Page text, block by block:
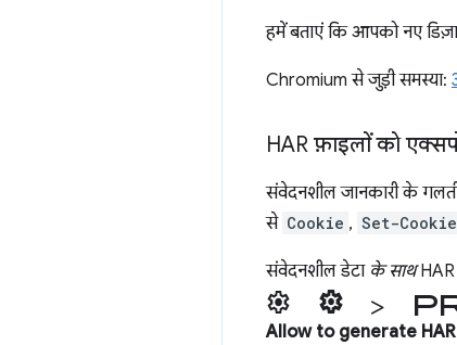
हमें बताएं कि आपको नए
Chromium से जुड़ी समस्या:
HAR फ़ाइलों को
संवेदनशील जानकारी के
से Cookie , Set-Cookie
संवेदनशील डेटा के साथHAR
settings Settings >
Allow to generate